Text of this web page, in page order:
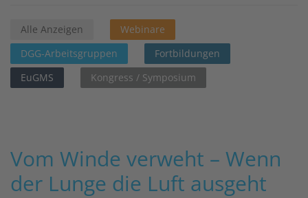
Alle Anzeigen
Webinare
DGG-Arbeitsgruppen
Fortbildungen
EuGMS
Kongress / Symposium
Vom Winde verweht – Wenn
der Lunge die Luft ausgeht